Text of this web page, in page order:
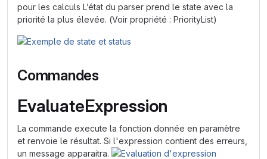
pour les calculs L’état du parser prend le state avec la
priorité la plus élevée. (Voir propriété : PriorityList)
Commandes
EvaluateExpression
La commande execute la fonction donnée en paramètre
et renvoie le résultat. Si l'expression contient des erreurs,
un message apparaitra.